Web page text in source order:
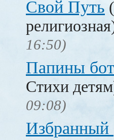
Свой Путь
16:50)
Папины
Стихи
09:08)
Избранный